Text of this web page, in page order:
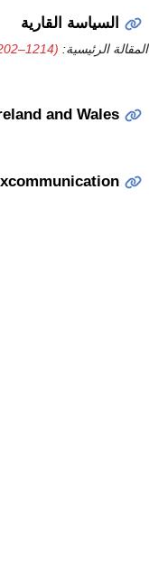
السياسة القارية
المقالة الرئيسية:
and Wales